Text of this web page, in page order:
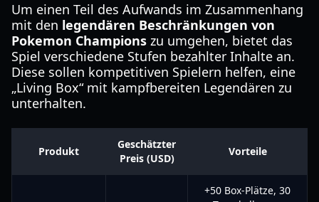
Um einen Teil des Aufwands im Zusammenhang
mit den legendären Beschränkungen von
Pokemon Champions zu umgehen, bietet das
Spiel verschiedene Stufen bezahlter Inhalte an.
Diese sollen kompetitiven Spielern helfen, eine
„Living Box“ mit kampfbereiten Legendären zu
unterhalten.
Produkt
Geschätzter
Preis (USD)
Vorteile
+50 Box-Plätze, 30